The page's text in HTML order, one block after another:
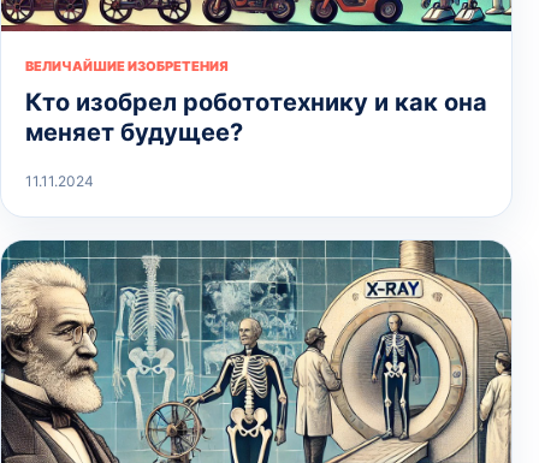
ВЕЛИЧАЙШИЕ ИЗОБРЕТЕНИЯ
Кто изобрел робототехнику и как она
меняет будущее?
11.11.2024